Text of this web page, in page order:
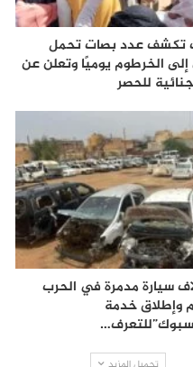
تكشف عدد بصات تحمل
إلى الخرطوم يوميًا وتعلن عن
للحصر
8 آلاف سيارة مدمرة في الحرب
وإطلاق خدمة